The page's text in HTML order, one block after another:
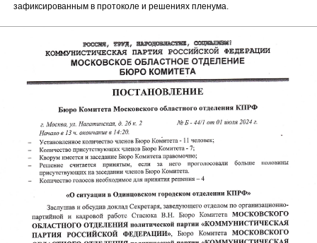
зафиксированным в протоколе и решениях пленума.